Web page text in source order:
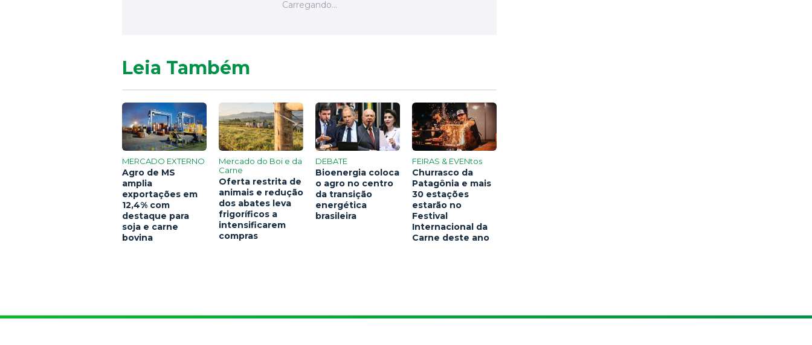
Leia Também
MERCADO EXTERNO
Agro de MS
amplia
exportações em
12,4% com
destaque para
soja e carne
bovina
Mercado do Boi e da
Carne
Oferta restrita de
animais e redução
dos abates leva
frigoríficos a
intensificarem
compras
DEBATE
Bioenergia coloca
o agro no centro
da transição
energética
brasileira
FEIRAS & EVENtos
Churrasco da
Patagônia e mais
30 estações
estarão no
Festival
Internacional da
Carne deste ano